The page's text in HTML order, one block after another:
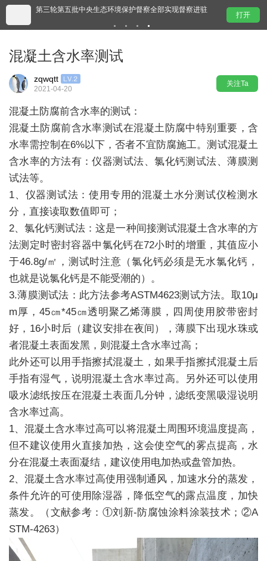
第三轮第五批中央生态环境保护督察全部实现督察进驻 金
打开
混凝土含水率测试
zqwqtt
2021-04-20
关注Ta
混凝土防腐前含水率的测试：
混凝土防腐前含水率测试在混凝土防腐中特别重要，含
水率需控制在6%以下，否者不宜防腐施工。测试混凝土
含水率的方法有：仪器测试法、氯化钙测试法、薄膜测
试法等。
1、仪器测试法：使用专用的混凝土水分测试仪检测水
分，直接读取数值即可；
2、氯化钙测试法：这是一种间接测试混凝土含水率的方
法测定时密封容器中氯化钙在72小时的增重，其值应小
于46.8g/㎡，测试时注意（氯化钙必须是无水氯化钙，
也就是说氯化钙是不能受潮的）。
3.薄膜测试法：此方法参考ASTM4623测试方法。取10μ
m厚，45㎝*45㎝透明聚乙烯薄膜，四周使用胶带密封
好，16小时后（建议安排在夜间），薄膜下出现水珠或
者混凝土表面发黑，则混凝土含水率过高；
此外还可以用手指擦拭混凝土，如果手指擦拭混凝土后
手指有湿气，说明混凝土含水率过高。另外还可以使用
吸水滤纸按压在混凝土表面几分钟，滤纸变黑吸湿说明
含水率过高。
1、混凝土含水率过高可以将混凝土周围环境温度提高，
但不建议使用火直接加热，这会使空气的雾点提高，水
分在混凝土表面凝结，建议使用电加热或盘管加热。
2、混凝土含水率过高使用强制通风，加速水分的蒸发，
条件允许的可使用除湿器，降低空气的露点温度，加快
蒸发。（文献参考：①刘新-防腐蚀涂料涂装技术；②A
STM-4263）